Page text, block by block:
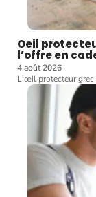
Oeil
l’offre en
4 août 2026
L'œil protecteur grec